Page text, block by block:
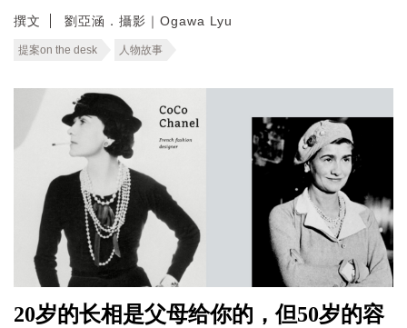
撰文 劉亞涵．攝影｜Ogawa Lyu
提案on the desk 人物故事
20岁的长相是父母给你的，但50岁的容